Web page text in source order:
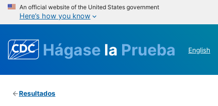
An official website of the United States government
Here’s how you know
Hágase la Prueba English
Resultados